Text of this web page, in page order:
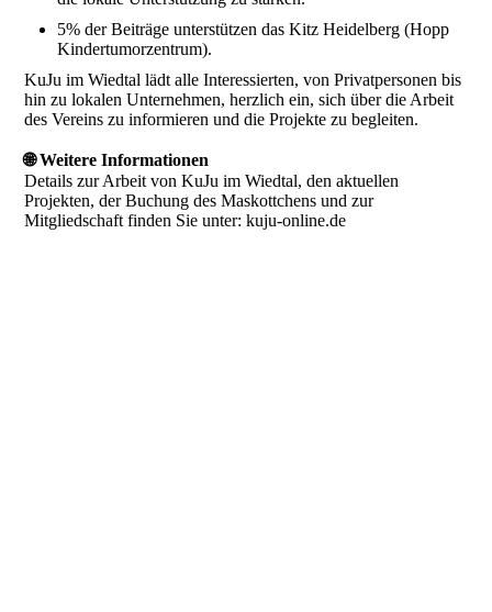
5% der Beiträge unterstützen das Kitz Heidelberg (Hopp
Kindertumorzentrum).
KuJu im Wiedtal lädt alle Interessierten, von Privatpersonen bis
hin zu lokalen Unternehmen, herzlich ein, sich über die Arbeit
des Vereins zu informieren und die Projekte zu begleiten.
🌐 Weitere Informationen
Details zur Arbeit von KuJu im Wiedtal, den aktuellen
Projekten, der Buchung des Maskottchens und zur
Mitgliedschaft finden Sie unter: kuju-online.de